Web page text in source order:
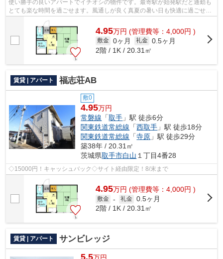
使い勝手の良いアパートでイチオシの物件です。最寄駅が始発駅だと通勤も
とても楽な時間を過ごせます。風通しが良く真夏の暑い日も快適に過ごせる
物件です。1フロア2住戸の、プライバ...
4.95万円 (管理費等：4,000円 )
敷金 0ヶ月 礼金 0.5ヶ月
2階 / 1K / 20.31㎡
賃貸 | アパート 福志荘AB
敷0
4.95万円
常磐線 「取手 」駅 徒歩6分
関東鉄道常総線 「西取手 」駅 徒歩18分
関東鉄道常総線 「寺原 」駅 徒歩29分
築38年 / 20.31㎡
茨城県取手市白山 １丁目4番28
◇15000円！キャッシュバック◇サイト経由限定！8/末まで
4.95万円 (管理費等：4,000円 )
敷金 - 礼金 0.5ヶ月
2階 / 1K / 20.31㎡
賃貸 | アパート サンビレッジ
5.5万円